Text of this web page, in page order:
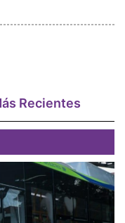
Recientes